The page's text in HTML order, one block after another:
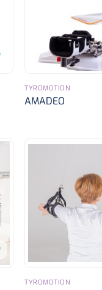
TYROMOTION
AMADEO
TYROMOTION